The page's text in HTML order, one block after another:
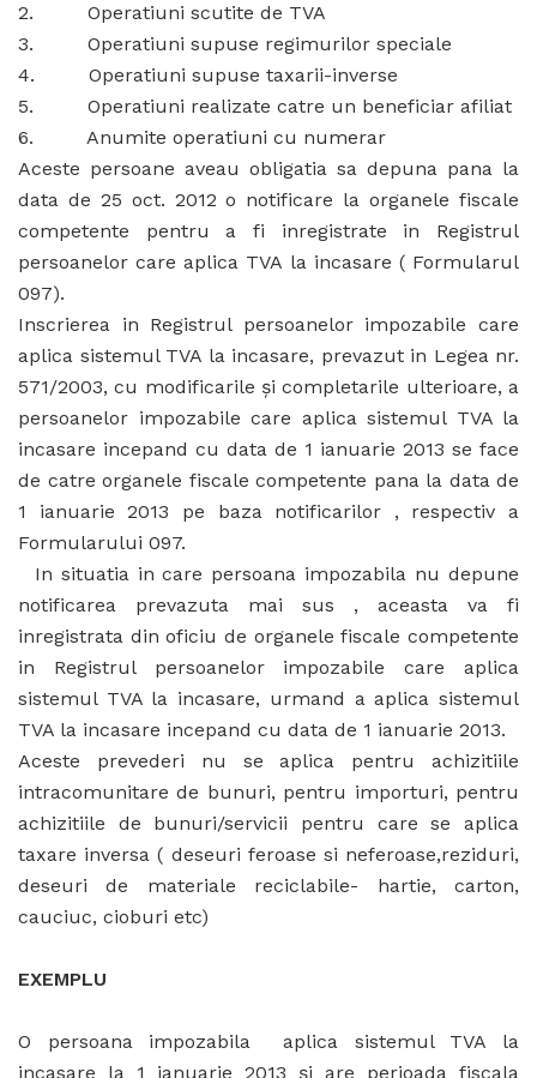
2. Operatiuni scutite de TVA
3. Operatiuni supuse regimurilor speciale
4. Operatiuni supuse taxarii-inverse
5. Operatiuni realizate catre un beneficiar afiliat
6. Anumite operatiuni cu numerar
Aceste persoane aveau obligatia sa depuna pana la
data de 25 oct. 2012 o notificare la organele fiscale
competente pentru a fi inregistrate in Registrul
persoanelor care aplica TVA la incasare ( Formularul
097).
Inscrierea in Registrul persoanelor impozabile care
aplica sistemul TVA la incasare, prevazut in Legea nr.
571/2003, cu modificarile şi completarile ulterioare, a
persoanelor impozabile care aplica sistemul TVA la
incasare incepand cu data de 1 ianuarie 2013 se face
de catre organele fiscale competente pana la data de
1 ianuarie 2013 pe baza notificarilor , respectiv a
Formularului 097.
In situatia in care persoana impozabila nu depune
notificarea prevazuta mai sus , aceasta va fi
inregistrata din oficiu de organele fiscale competente
in Registrul persoanelor impozabile care aplica
sistemul TVA la incasare, urmand a aplica sistemul
TVA la incasare incepand cu data de 1 ianuarie 2013.
Aceste prevederi nu se aplica pentru achizitiile
intracomunitare de bunuri, pentru importuri, pentru
achizitiile de bunuri/servicii pentru care se aplica
taxare inversa ( deseuri feroase si neferoase,reziduri,
deseuri de materiale reciclabile- hartie, carton,
cauciuc, cioburi etc)
EXEMPLU
O persoana impozabila aplica sistemul TVA la
incasare la 1 ianuarie 2013 şi are perioada fiscala